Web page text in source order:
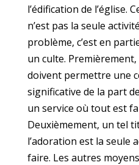
l’édification de l’église.
n’est pas la seule
problème, c’est en
un culte.
doivent permettre une
significative de la part
un service où tout est
Deuxièmement, un tel
l’adoration est la seule
faire. Les autres